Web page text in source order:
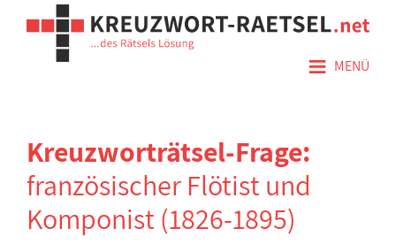
≡ MENÜ
Kreuzworträtsel-Frage:
französischer Flötist und
Komponist (1826-1895)